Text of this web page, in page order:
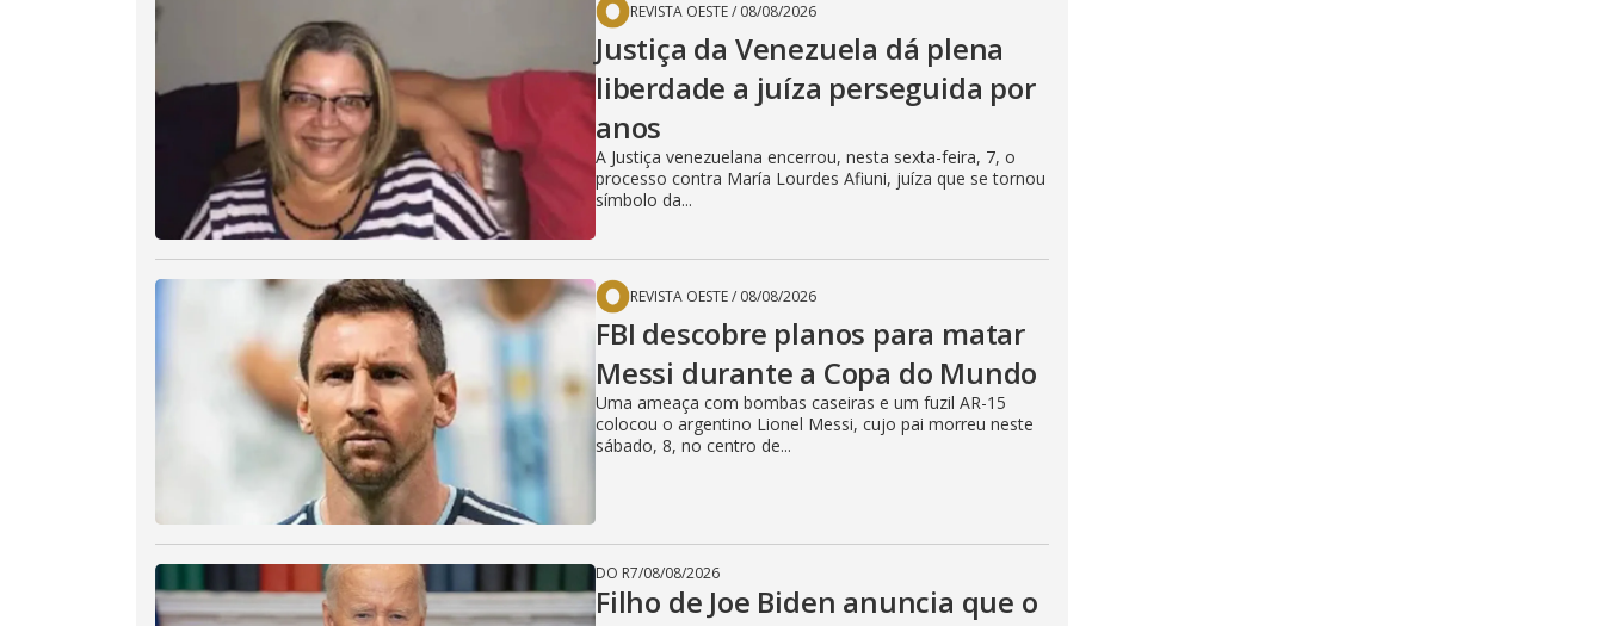
REVISTA OESTE/ 08/08/2026
Justiça da Venezuela dá plena
liberdade a juíza perseguida por
anos
A Justiça venezuelana encerrou, nesta sexta-feira, 7, o
processo contra María Lourdes Afiuni, juíza que se tornou
símbolo da...
REVISTA OESTE/ 08/08/2026
FBI descobre planos para matar
Messi durante a Copa do Mundo
Uma ameaça com bombas caseiras e um fuzil AR-15
colocou o argentino Lionel Messi, cujo pai morreu neste
sábado, 8, no centro de...
DO R7/08/08/2026
Filho de Joe Biden anuncia que o